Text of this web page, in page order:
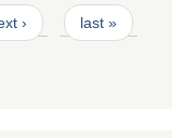
› last »